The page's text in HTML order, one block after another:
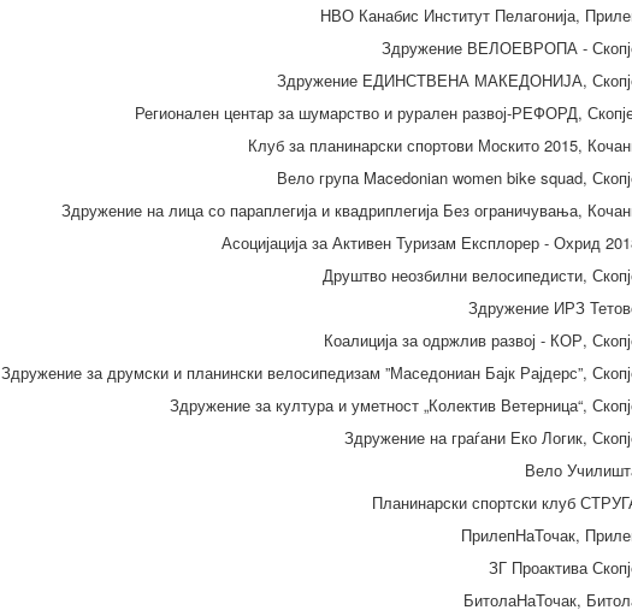
НВО Канабис Институт Пелагонија,
Здружение ВЕЛОЕВРОПА -
Здружение ЕДИНСТВЕНА МАКЕДОНИЈА,
Регионален центар за шумарство и рурален развој-РЕФОРД,
Клуб за планинарски спортови Москито 2015,
Вело група Macedonian women bike squad,
Здружение на лица со параплегија и квадриплегија Без ограничувања,
Асоцијација за Активен Туризам Експлорер - Охрид
Друштво неозбилни велосипедисти,
Здружение ИРЗ
Коалиција за одржлив развој - КОР,
Здружение за друмски и планински велосипедизам ”Маседониан Бајк Рајдерс”,
Здружение за култура и уметност „Колектив Ветерница“,
Здружение на граѓани Еко Логик,
Вело
Планинарски спортски клуб
ПрилепНаТочак,
ЗГ Проактива
БитолаНаТочак,